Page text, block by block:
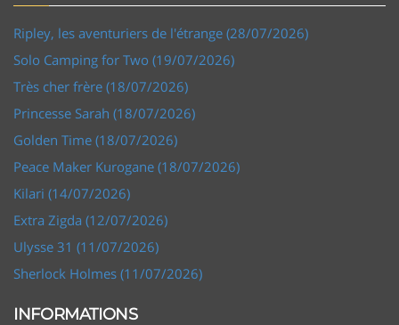
Ripley, les aventuriers de l'étrange (28/07/2026)
Solo Camping for Two (19/07/2026)
Très cher frère (18/07/2026)
Princesse Sarah (18/07/2026)
Golden Time (18/07/2026)
Peace Maker Kurogane (18/07/2026)
Kilari (14/07/2026)
Extra Zigda (12/07/2026)
Ulysse 31 (11/07/2026)
Sherlock Holmes (11/07/2026)
INFORMATIONS